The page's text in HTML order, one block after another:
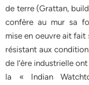
de terre (Grattan,
confère au mur sa
mise en oeuvre ait fait
résistant aux
de l’ère industrielle
la « Indian